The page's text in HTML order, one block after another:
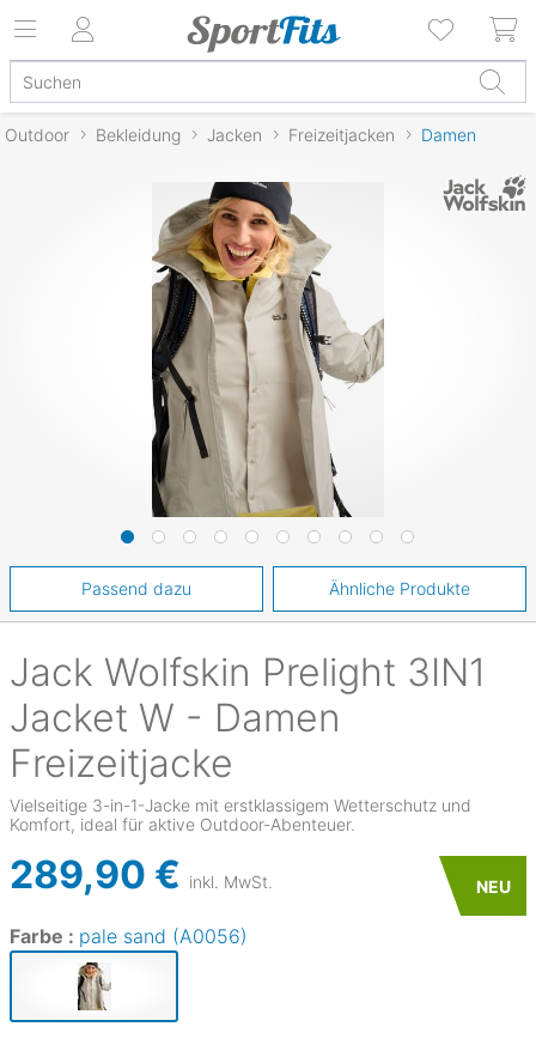
Outdoor Bekleidung Jacken Freizeitjacken Damen
Jack Wolfskin Prelight 3IN1
Jacket W - Damen
Freizeitjacke
Vielseitige 3-in-1-Jacke mit erstklassigem Wetterschutz und
Komfort, ideal für aktive Outdoor-Abenteuer.
289,90 € inkl. MwSt. NEU
Farbe : pale sand (A0056)
Passend dazu Ähnliche Produkte